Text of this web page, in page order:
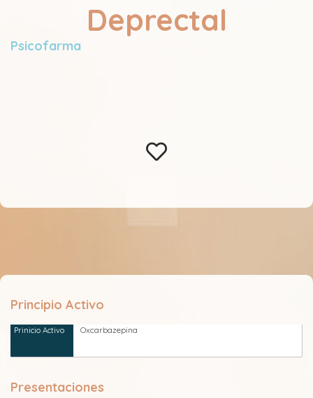
Deprectal
Psicofarma
Principio Activo
Oxcarbazepina
Presentaciones